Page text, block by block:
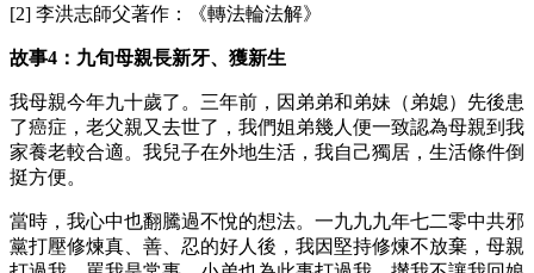
[2] 李洪志師父著作：《轉法輪法解》
故事4：九旬母親長新牙、獲新生
我母親今年九十歲了。三年前，因弟弟和弟妹（弟媳）先後患
了癌症，老父親又去世了，我們姐弟幾人便一致認為母親到我
家養老較合適。我兒子在外地生活，我自己獨居，生活條件倒
挺方便。
當時，我心中也翻騰過不悅的想法。一九九九年七二零中共邪
黨打壓修煉真、善、忍的好人後，我因堅持修煉不放棄，母親